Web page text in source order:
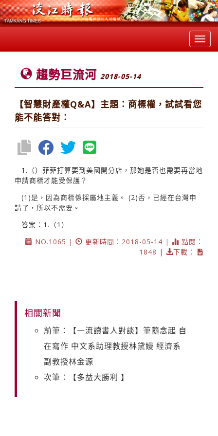
趨勢巨流河 2018-05-14
【智慧財產權Q&A】主題：商標權，試試看您
能不能答對：
1.（）菲菲打算要到美國開分店，那她是否也需要再當地
申請商標才能受保護？
(1)是，因為商標係採屬地主義。 (2)否，已經在台灣申
請了，所以不需要。
答案：1.（1）
NO.1065 |
更新時間：2018-05-14 |
點閱：
1848 |
下載：
相關新聞
前筆：【一流讀書人對談】筆隨念起 自
在寫作 中文系助理教授林黛嫚 經濟系
副教授林金源
次筆：【多益大勝利 】